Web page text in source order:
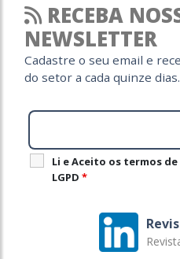
RECEBA
NEWSLETTER
Cadastre o seu email e
do setor a cada quinze dias.
Li e Aceito os termos
LGPD *